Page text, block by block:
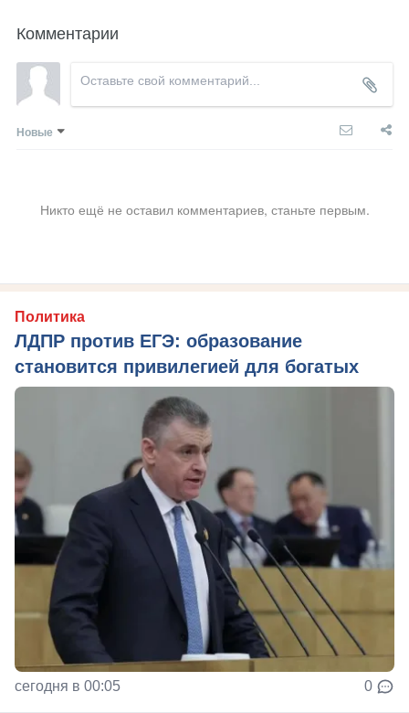
Комментарии
Новые
Никто ещё не оставил комментариев, станьте первым.
Политика
ЛДПР против ЕГЭ: образование
становится привилегией для богатых
сегодня в 00:05 0